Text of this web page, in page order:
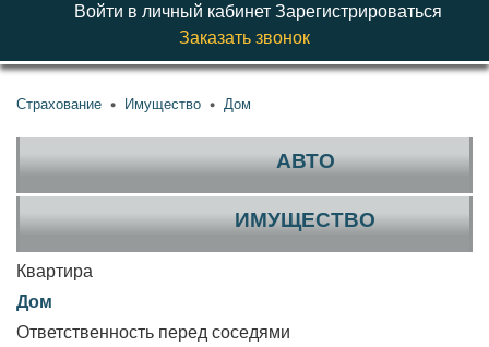
Войти в личный кабинет Зарегистрироваться
Заказать звонок
Страхование Имущество Дом
АВТО
ИМУЩЕСТВО
Квартира
Дом
Ответственность перед соседями